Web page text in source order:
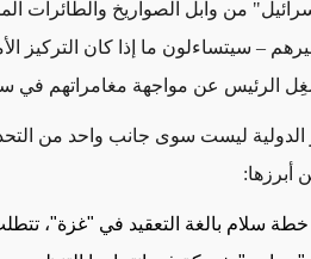
من وابل الصواريخ والطائرات
– سيتساءلون ما إذا كان التركيز
الرئيس عن مواجهة مغامراتهم في
الدولية ليست سوى جانب واحد من
أبرزها:
خطة سلام بالغة التعقيد في "غزة"،